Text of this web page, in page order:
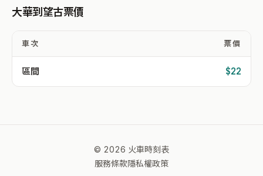
大華到望古票價
車次 票價
區間 $22
© 2026 火車時刻表
服務條款隱私權政策